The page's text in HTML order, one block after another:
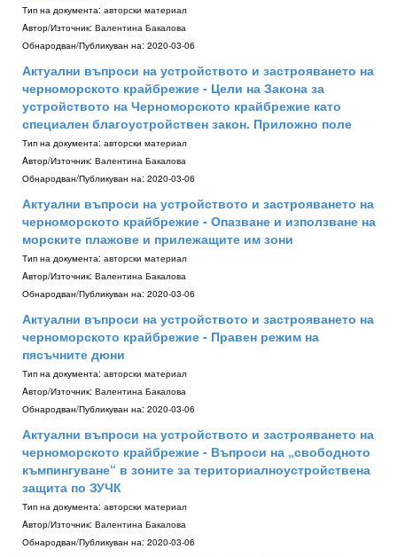
Тип на документа: авторски материал
Aвтор/Източник: Валентина Бакалова
Обнародван/Публикуван на: 2020-03-06
Актуални въпроси на устройството и застрояването на
черноморското крайбрежие - Цели на Закона за
устройството на Черноморското крайбрежие като
специален благоустройствен закон. Приложно поле
Тип на документа: авторски материал
Aвтор/Източник: Валентина Бакалова
Обнародван/Публикуван на: 2020-03-06
Актуални въпроси на устройството и застрояването на
черноморското крайбрежие - Опазване и използване на
морските плажове и прилежащите им зони
Тип на документа: авторски материал
Aвтор/Източник: Валентина Бакалова
Обнародван/Публикуван на: 2020-03-06
Актуални въпроси на устройството и застрояването на
черноморското крайбрежие - Правен режим на
пясъчните дюни
Тип на документа: авторски материал
Aвтор/Източник: Валентина Бакалова
Обнародван/Публикуван на: 2020-03-06
Актуални въпроси на устройството и застрояването на
черноморското крайбрежие - Въпроси на „свободното
къмпингуване“ в зоните за териториалноустройствена
защита по ЗУЧК
Тип на документа: авторски материал
Aвтор/Източник: Валентина Бакалова
Обнародван/Публикуван на: 2020-03-06